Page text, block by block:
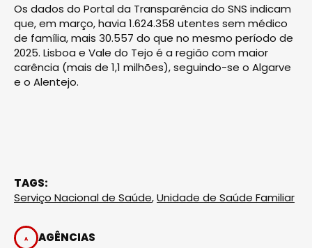
Os dados do Portal da Transparência do SNS indicam
que, em março, havia 1.624.358 utentes sem médico
de família, mais 30.557 do que no mesmo período de
2025. Lisboa e Vale do Tejo é a região com maior
carência (mais de 1,1 milhões), seguindo-se o Algarve
e o Alentejo.
TAGS:
Serviço Nacional de Saúde,Unidade de Saúde Familiar
AGÊNCIAS